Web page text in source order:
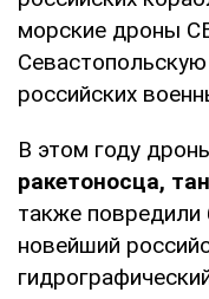
морские дроны
российских
В этом году
ракетоносца,
также
новейший